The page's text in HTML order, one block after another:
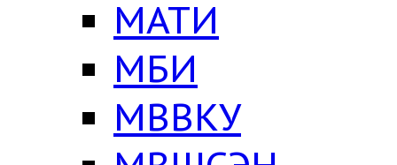
МАТИ
МБИ
МВВКУ